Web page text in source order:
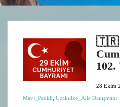
🇹🇷
102.
28 Ekim
Mavi_Patikli Uzakulke_Aile Danışmanı